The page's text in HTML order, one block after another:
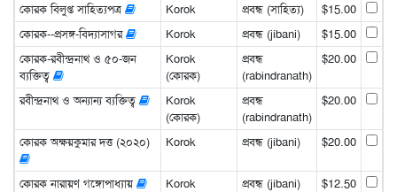
কোরক বিলুপ্ত সাহিত্যপত্র Korok প্রবন্ধ (সাহিত্য)
$15.00
কোরক--প্রসঙ্গ-বিদ্যাসাগর
Korok প্রবন্ধ (jibani)
$15.00
কোরক-রবীন্দ্রনাথ ও ৫০-জন
ব্যক্তিত্ব
Korok
(কোরক)
প্রবন্ধ
(rabindranath)
$20.00
রবীন্দ্রনাথ ও অন্যান্য ব্যক্তিত্ব
Korok
(কোরক)
প্রবন্ধ
(rabindranath)
$20.00
কোরক অক্ষয়কুমার দত্ত (২০২০) Korok প্রবন্ধ (jibani) $20.00
কোরক নারায়ণ গঙ্গোপাধ্যায় Korok প্রবন্ধ (jibani)
$12.50